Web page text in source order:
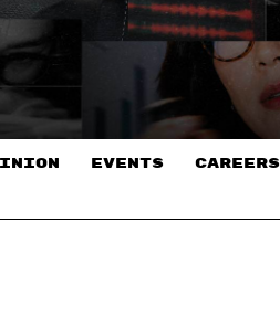
EVENTS CAREERS